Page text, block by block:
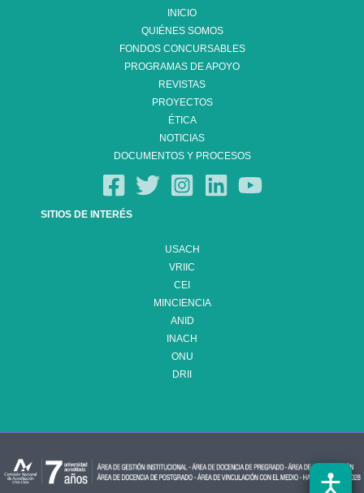
INICIO
QUIÉNES SOMOS
FONDOS CONCURSABLES
PROGRAMAS DE APOYO
REVISTAS
PROYECTOS
ÉTICA
NOTICIAS
DOCUMENTOS Y PROCESOS
SITIOS DE INTERÉS
USACH
VRIIC
CEI
MINCIENCIA
ANID
INACH
ONU
DRII